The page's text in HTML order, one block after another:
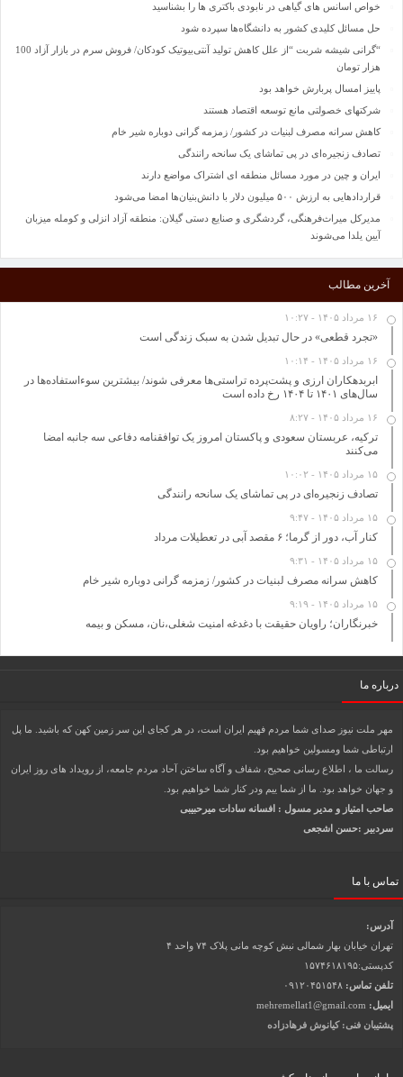
خواص اسانس های گیاهی در نابودی باکتری ها را بشناسید
حل مسائل کلیدی کشور به دانشگاه‌ها سپرده شود
“گرانی شیشه شربت “از علل کاهش تولید آنتی‌بیوتیک کودکان/ فروش سرم در بازار آزاد 100
هزار تومان
پاییز امسال پربارش خواهد بود
شرکتهای خصولتی مانع توسعه اقتصاد هستند
کاهش سرانه مصرف لبنیات در کشور/ زمزمه گرانی دوباره شیر خام
تصادف زنجیره‌ای در پی تماشای یک سانحه رانندگی
ایران و چین در مورد مسائل منطقه ای اشتراک مواضع دارند
قراردادهایی به ارزش ۵۰۰ میلیون دلار با دانش‌بنیان‌ها امضا می‌شود
مدیرکل میراث‌فرهنگی، گردشگری و صنایع دستی گیلان: منطقه آزاد انزلی و کومله میزبان
آیین یلدا می‌شوند
آخرین مطالب
۱۶ مرداد ۱۴۰۵ - ۱۰:۲۷
«تجرد قطعی» در حال تبدیل شدن به سبک زندگی است
۱۶ مرداد ۱۴۰۵ - ۱۰:۱۴
ابربدهکاران ارزی و پشت‌پرده تراستی‌ها معرفی شوند/ بیشترین سوءاستفاده‌ها در
سال‌های ۱۴۰۱ تا ۱۴۰۴ رخ داده است
۱۶ مرداد ۱۴۰۵ - ۸:۲۷
ترکیه، عربستان سعودی و پاکستان امروز یک توافقنامه دفاعی سه جانبه امضا
می‌کنند
۱۵ مرداد ۱۴۰۵ - ۱۰:۰۲
تصادف زنجیره‌ای در پی تماشای یک سانحه رانندگی
۱۵ مرداد ۱۴۰۵ - ۹:۴۷
کنار آب، دور از گرما؛ ۶ مقصد آبی در تعطیلات مرداد
۱۵ مرداد ۱۴۰۵ - ۹:۳۱
کاهش سرانه مصرف لبنیات در کشور/ زمزمه گرانی دوباره شیر خام
۱۵ مرداد ۱۴۰۵ - ۹:۱۹
خبرنگاران؛ راویان حقیقت با دغدغه امنیت شغلی،نان، مسکن و بیمه
درباره ما
مهر ملت نیوز صدای شما مردم فهیم ایران است، در هر کجای این سر زمین کهن که باشید. ما پل
ارتباطی شما ومسولین خواهیم بود.
رسالت ما ، اطلاع رسانی صحیح، شفاف و آگاه ساختن آحاد مردم جامعه، از رویداد های روز ایران
و جهان خواهد بود. ما از شما ییم ودر کنار شما خواهیم بود.
صاحب امتیاز و مدیر مسول : افسانه سادات میرحبیبی
سردبیر :حسن اشجعی
تماس با ما
آدرس:
تهران خیابان بهار شمالی نبش کوچه مانی پلاک ۷۴ واحد ۴
کدپستی:۱۵۷۴۶۱۸۱۹۵
تلفن تماس: ۰۹۱۲۰۴۵۱۵۴۸
ایمیل: mehremellat1@gmail.com
پشتیبان فنی: کیانوش فرهادزاده